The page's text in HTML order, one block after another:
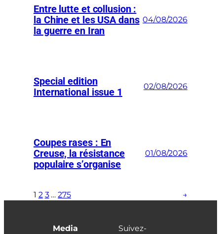
Entre lutte et collusion :
la Chine et les USA dans
la guerre en Iran
04/08/2026
Special edition
International issue 1
02/08/2026
Coupes rases : En
Creuse, la résistance
populaire s’organise
01/08/2026
1 2 3 … 275 →
Media
Suivez-